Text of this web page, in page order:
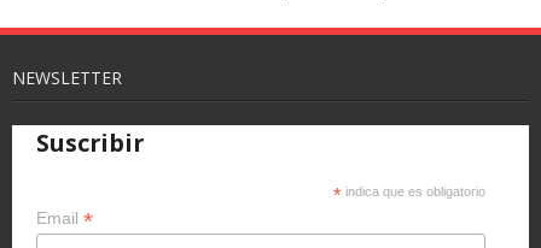
NEWSLETTER
Suscribir
* indica que es obligatorio
Email *